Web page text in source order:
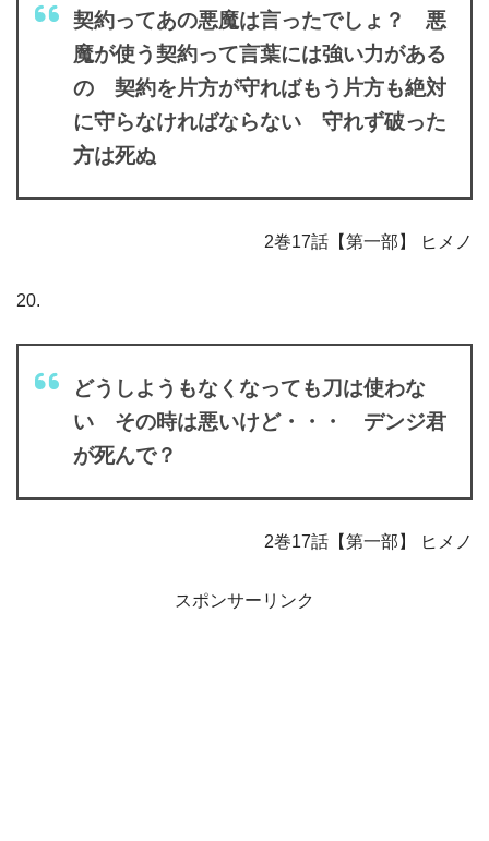
契約ってあの悪魔は言ったでしょ？ 悪
魔が使う契約って言葉には強い力がある
の 契約を片方が守ればもう片方も絶対
に守らなければならない 守れず破った
方は死ぬ
2巻17話【第一部】 ヒメノ
20.
どうしようもなくなっても刀は使わな
い その時は悪いけど・・・ デンジ君
が死んで？
2巻17話【第一部】 ヒメノ
スポンサーリンク